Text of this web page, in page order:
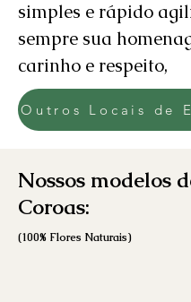
simples e rápido
sempre sua
carinho e respeito,
Nossos modelos
Coroas:
(100% Flores Naturais)